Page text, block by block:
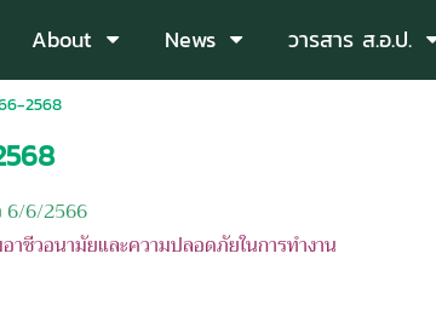
About News วารสาร ส.อ.ป.
2568
6/6/2566
าชีวอนามัยและความปลอดภัยในการทำงาน